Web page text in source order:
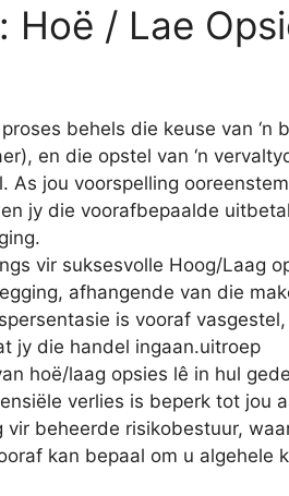
Hoë / Lae
behels die keuse van ‘n
en die opstel van ‘n
As jou voorspelling
jy die voorafbepaalde
vir suksesvolle Hoog/Laag
afhangende van die
is vooraf
jy die handel ingaan.uitroep
hoë/laag opsies lê in hul
verlies is beperk tot jou
beheerde risikobestuur,
kan bepaal om u algehele